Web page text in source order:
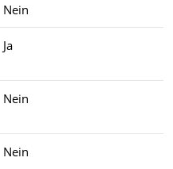
Nein
Ja
Nein
Nein